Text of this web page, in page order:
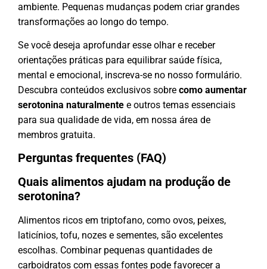
ambiente. Pequenas mudanças podem criar grandes
transformações ao longo do tempo.
Se você deseja aprofundar esse olhar e receber
orientações práticas para equilibrar saúde física,
mental e emocional, inscreva-se no nosso formulário.
Descubra conteúdos exclusivos sobre como aumentar
serotonina naturalmente e outros temas essenciais
para sua qualidade de vida, em nossa área de
membros gratuita.
Perguntas frequentes (FAQ)
Quais alimentos ajudam na produção de
serotonina?
Alimentos ricos em triptofano, como ovos, peixes,
laticínios, tofu, nozes e sementes, são excelentes
escolhas. Combinar pequenas quantidades de
carboidratos com essas fontes pode favorecer a